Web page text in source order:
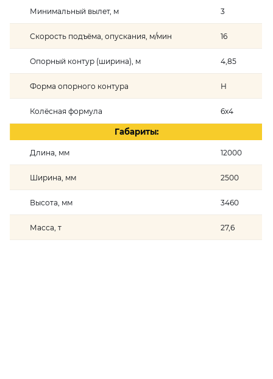
Минимальный вылет, м 3
Скорость подъёма, опускания, м/мин 16
Опорный контур (ширина), м 4,85
Форма опорного контура Н
Колёсная формула 6х4
Габариты:
Длина, мм 12000
Ширина, мм 2500
Высота, мм 3460
Масса, т 27,6